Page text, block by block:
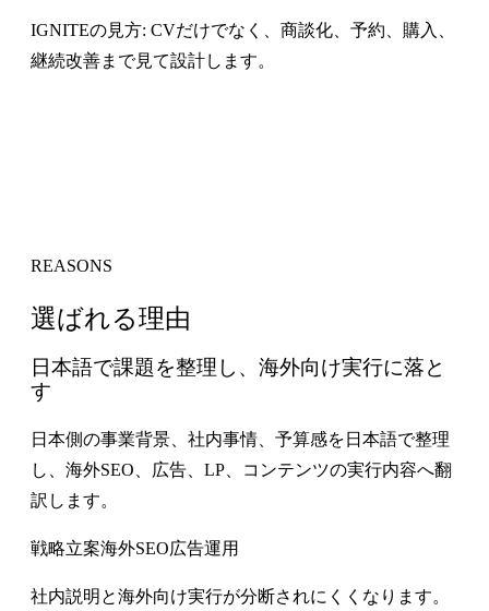
IGNITEの見方: CVだけでなく、商談化、予約、購入、
継続改善まで見て設計します。
REASONS
選ばれる理由
日本語で課題を整理し、海外向け実行に落と
す
日本側の事業背景、社内事情、予算感を日本語で整理
し、海外SEO、広告、LP、コンテンツの実行内容へ翻
訳します。
戦略立案海外SEO広告運用
社内説明と海外向け実行が分断されにくくなります。